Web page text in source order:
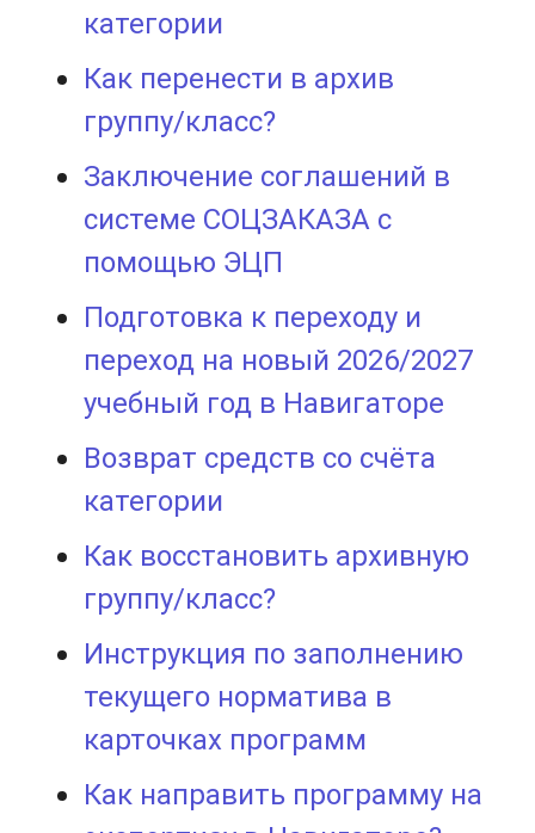
категории
Как перенести в архив
группу/класс?
Заключение соглашений в
системе СОЦЗАКАЗА с
помощью ЭЦП
Подготовка к переходу и
переход на новый 2026/2027
учебный год в Навигаторе
Возврат средств со счёта
категории
Как восстановить архивную
группу/класс?
Инструкция по заполнению
текущего норматива в
карточках программ
Как направить программу на